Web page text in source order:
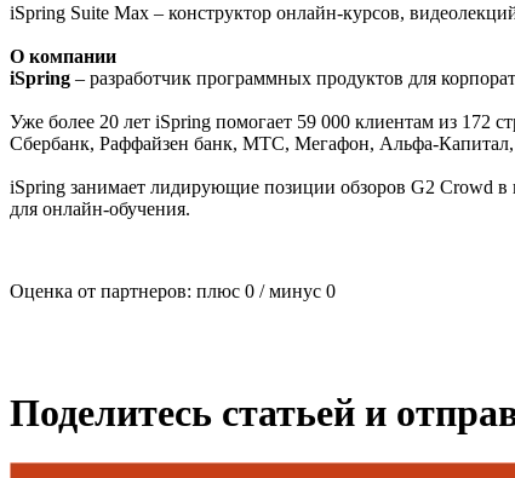
iSpring Suite Max – конструктор онлайн-курсов,
О компании
iSpring – разработчик программных продуктов для
Уже более 20 лет iSpring помогает 59 000 клиентам из 172
Сбербанк, Раффайзен банк, МТС, Мегафон, Альфа-
iSpring занимает лидирующие позиции обзоров G2 Crowd
для онлайн-обучения.
Оценка от партнеров: плюс 0 / минус 0
Поделитесь статьей и